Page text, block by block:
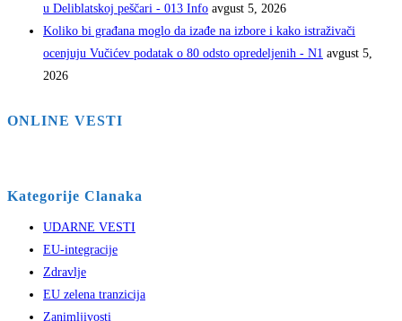
u Deliblatskoj peščari - 013 Info avgust 5, 2026
Koliko bi građana moglo da izađe na izbore i kako istraživači
ocenjuju Vučićev podatak o 80 odsto opredeljenih - N1 avgust 5,
2026
ONLINE VESTI
Kategorije Clanaka
UDARNE VESTI
EU-integracije
Zdravlje
EU zelena tranzicija
Zanimljivosti